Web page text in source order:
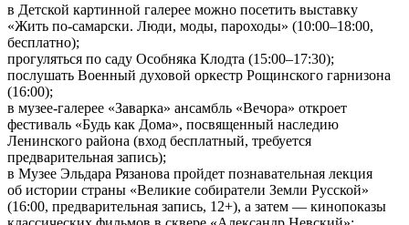
в Детской картинной галерее можно посетить выставку
«Жить по‑самарски. Люди, моды, пароходы» (10:00–18:00,
бесплатно);
прогуляться по саду Особняка Клодта (15:00–17:30);
послушать Военный духовой оркестр Рощинского гарнизона
(16:00);
в музее‑галерее «Заварка» ансамбль «Вечора» откроет
фестиваль «Будь как Дома», посвященный наследию
Ленинского района (вход бесплатный, требуется
предварительная запись);
в Музее Эльдара Рязанова пройдет познавательная лекция
об истории страны «Великие собиратели Земли Русской»
(16:00, предварительная запись, 12+), а затем — кинопоказы